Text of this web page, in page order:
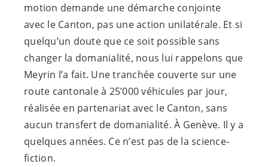
motion demande une démarche conjointe
avec le Canton, pas une action unilatérale. Et si
quelqu’un doute que ce soit possible sans
changer la domanialité, nous lui rappelons que
Meyrin l’a fait. Une tranchée couverte sur une
route cantonale à 25’000 véhicules par jour,
réalisée en partenariat avec le Canton, sans
aucun transfert de domanialité. À Genève. Il y a
quelques années. Ce n’est pas de la science-
fiction.